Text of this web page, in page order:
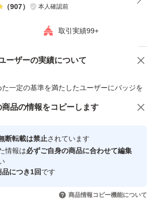
GRACE ONE moist repair gel cream EX
します。
（907） 本人確認前
取引実績99+
ーザーの実績について
一定の基準を満たしたユーザーにバッジを
心・安全なユーザーです
引を完了させた実績があります
談 商品への質問
商品の情報をコピーします
断転載は禁止されています
情報は必ずご自身の商品に合わせて編集
品につき1回です
商品情報コピー機能について
る人にオススメ